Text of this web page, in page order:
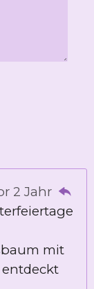
2 Jahr
mit